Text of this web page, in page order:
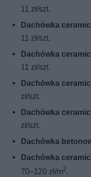
11 zł/szt.
Dachówka
11 zł/szt.
Dachówka
11 zł/szt.
Dachówka
zł/szt.
Dachówka
zł/szt.
Dachówka
Dachówka
70–120 zł/m2.